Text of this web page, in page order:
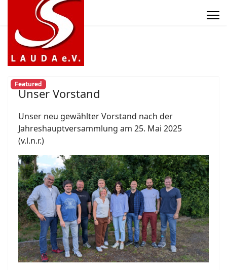
Featured
Unser Vorstand
Unser neu gewählter Vorstand nach der
Jahreshauptversammlung am 25. Mai 2025
(v.l.n.r.)